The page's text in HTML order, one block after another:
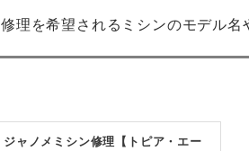
修理を希望されるミシンのモデル名
ジャノメミシン修理【トピア・エー